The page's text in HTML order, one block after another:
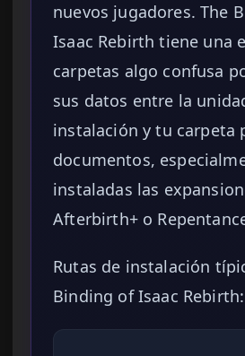
nuevos jugadores. The
Isaac Rebirth tiene una
carpetas algo confusa
sus datos entre la
instalación y tu carpeta
documentos,
instaladas las
Afterbirth+ o
Rutas de instalación
Binding of Isaac Rebirth: